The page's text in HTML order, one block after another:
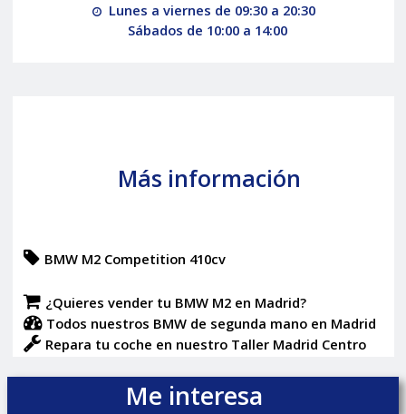
Lunes a viernes de 09:30 a 20:30
Sábados de 10:00 a 14:00
Más información
BMW M2 Competition 410cv
¿Quieres vender tu BMW M2 en Madrid?
Todos nuestros BMW de segunda mano en Madrid
Repara tu coche en nuestro Taller Madrid Centro
Me interesa